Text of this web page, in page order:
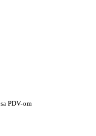
sa PDV-om